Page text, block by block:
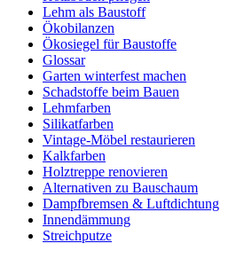
Lehm als Baustoff
Ökobilanzen
Ökosiegel für Baustoffe
Glossar
Garten winterfest machen
Schadstoffe beim Bauen
Lehmfarben
Silikatfarben
Vintage-Möbel restaurieren
Kalkfarben
Holztreppe renovieren
Alternativen zu Bauschaum
Dampfbremsen & Luftdichtung
Innendämmung
Streichputze